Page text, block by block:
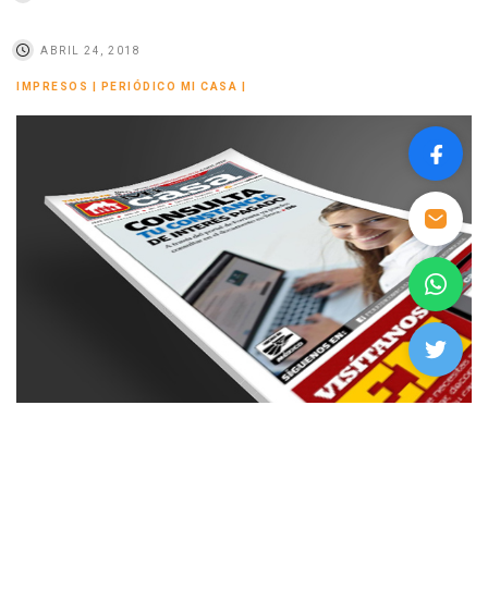
ABRIL 24, 2018
IMPRESOS PERIÓDICO MI CASA